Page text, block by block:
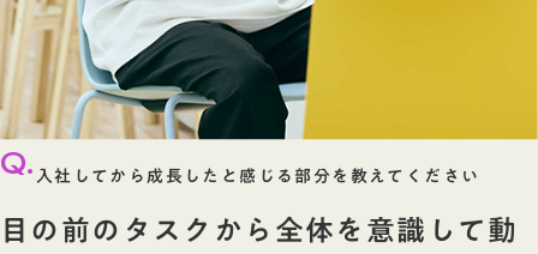
Q. 入社してから成長したと感じる部分を教えてください
目の前のタスクから全体を意識して動